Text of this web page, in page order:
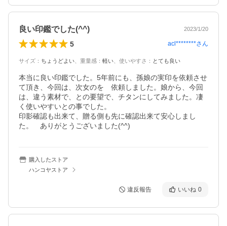
良い印鑑でした(^^) 2023/1/20
5 acl********さん
サイズ ： ちょうどよい 重量感 ： 軽い 使いやすさ ： とても良い
本当に良い印鑑でした。5年前にも、孫娘の実印を依頼させ
て頂き、今回は、次女のを　依頼しました。娘から、今回
は、違う素材で、との要望で、チタンにしてみました。凄
く使いやすいとの事でした。
印影確認も出来て、贈る側も先に確認出来て安心しまし
た。　ありがとうございました(^^)
購入したストア
ハンコヤストア
違反報告 いいね 0